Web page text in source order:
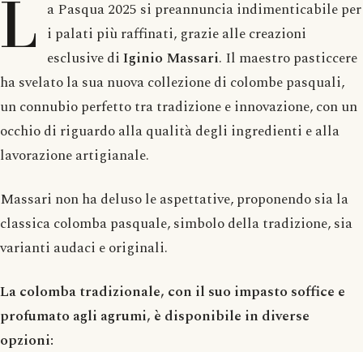
L a Pasqua 2025 si preannuncia indimenticabile per
i palati più raffinati, grazie alle creazioni
esclusive diIginio Massari. Il maestro pasticcere
ha svelato la sua nuova collezione di colombe pasquali,
un connubio perfetto tra tradizione e innovazione, con un
occhio di riguardo alla qualità degli ingredienti e alla
lavorazione artigianale.
Massari non ha deluso le aspettative, proponendo sia la
classica colomba pasquale, simbolo della tradizione, sia
varianti audaci e originali.
La colomba tradizionale, con il suo impasto soffice e
profumato agli agrumi, è disponibile in diverse
opzioni: